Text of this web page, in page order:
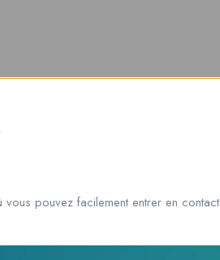
pouvez facilement entrer en contact